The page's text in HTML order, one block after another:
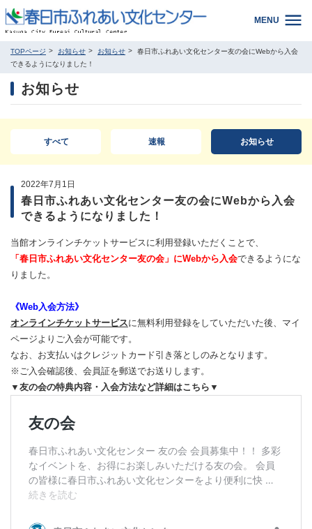
MENU
TOPページ お知らせ お知らせ
春日市ふれあい文化センター友の会にWebから入会
できるようになりました！
お知らせ
すべて 速報 お知らせ
2022年7月1日
春日市ふれあい文化センター友の会にWebから入会
できるようになりました！
当館オンラインチケットサービスに利用登録いただくことで、
「春日市ふれあい文化センター友の会」にWebから入会できるようにな
りました。
《Web入会方法》
オンラインチケットサービスに無料利用登録をしていただいた後、マイ
ページよりご入会が可能です。
なお、お支払いはクレジットカード引き落としのみとなります。
※ご入会確認後、会員証を郵送でお送りします。
▼友の会の特典内容・入会方法など詳細はこちら▼